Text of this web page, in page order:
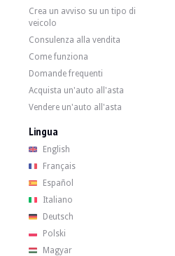
buone condizioni, montati con
Crea un avviso su un tipo di
veicolo
Consulenza alla vendita
Come funziona
Domande frequenti
Acquista un'auto all'asta
Vendere un'auto all'asta
Lingua
English
Français
Español
Italiano
Deutsch
Polski
Magyar